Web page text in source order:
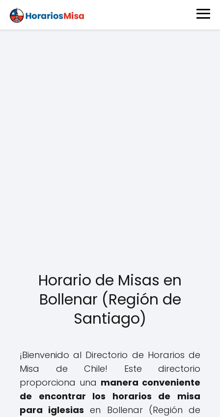
Horario de Misas en
Bollenar (Región de
Santiago)
¡Bienvenido al Directorio de Horarios de
Misa de Chile! Este directorio
proporciona una manera conveniente
de encontrar los horarios de misa
para iglesias en Bollenar (Región de